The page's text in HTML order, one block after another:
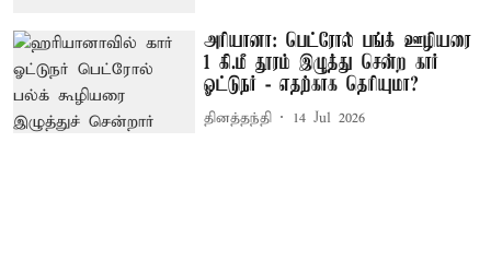
அரியானா: பெட்ரோல் பங்க் ஊழியரை
1 கி.மீ தூரம் இழுத்து சென்ற கார்
ஓட்டுநர் - எதற்காக தெரியுமா?
தினத்தந்தி 14 Jul 2026